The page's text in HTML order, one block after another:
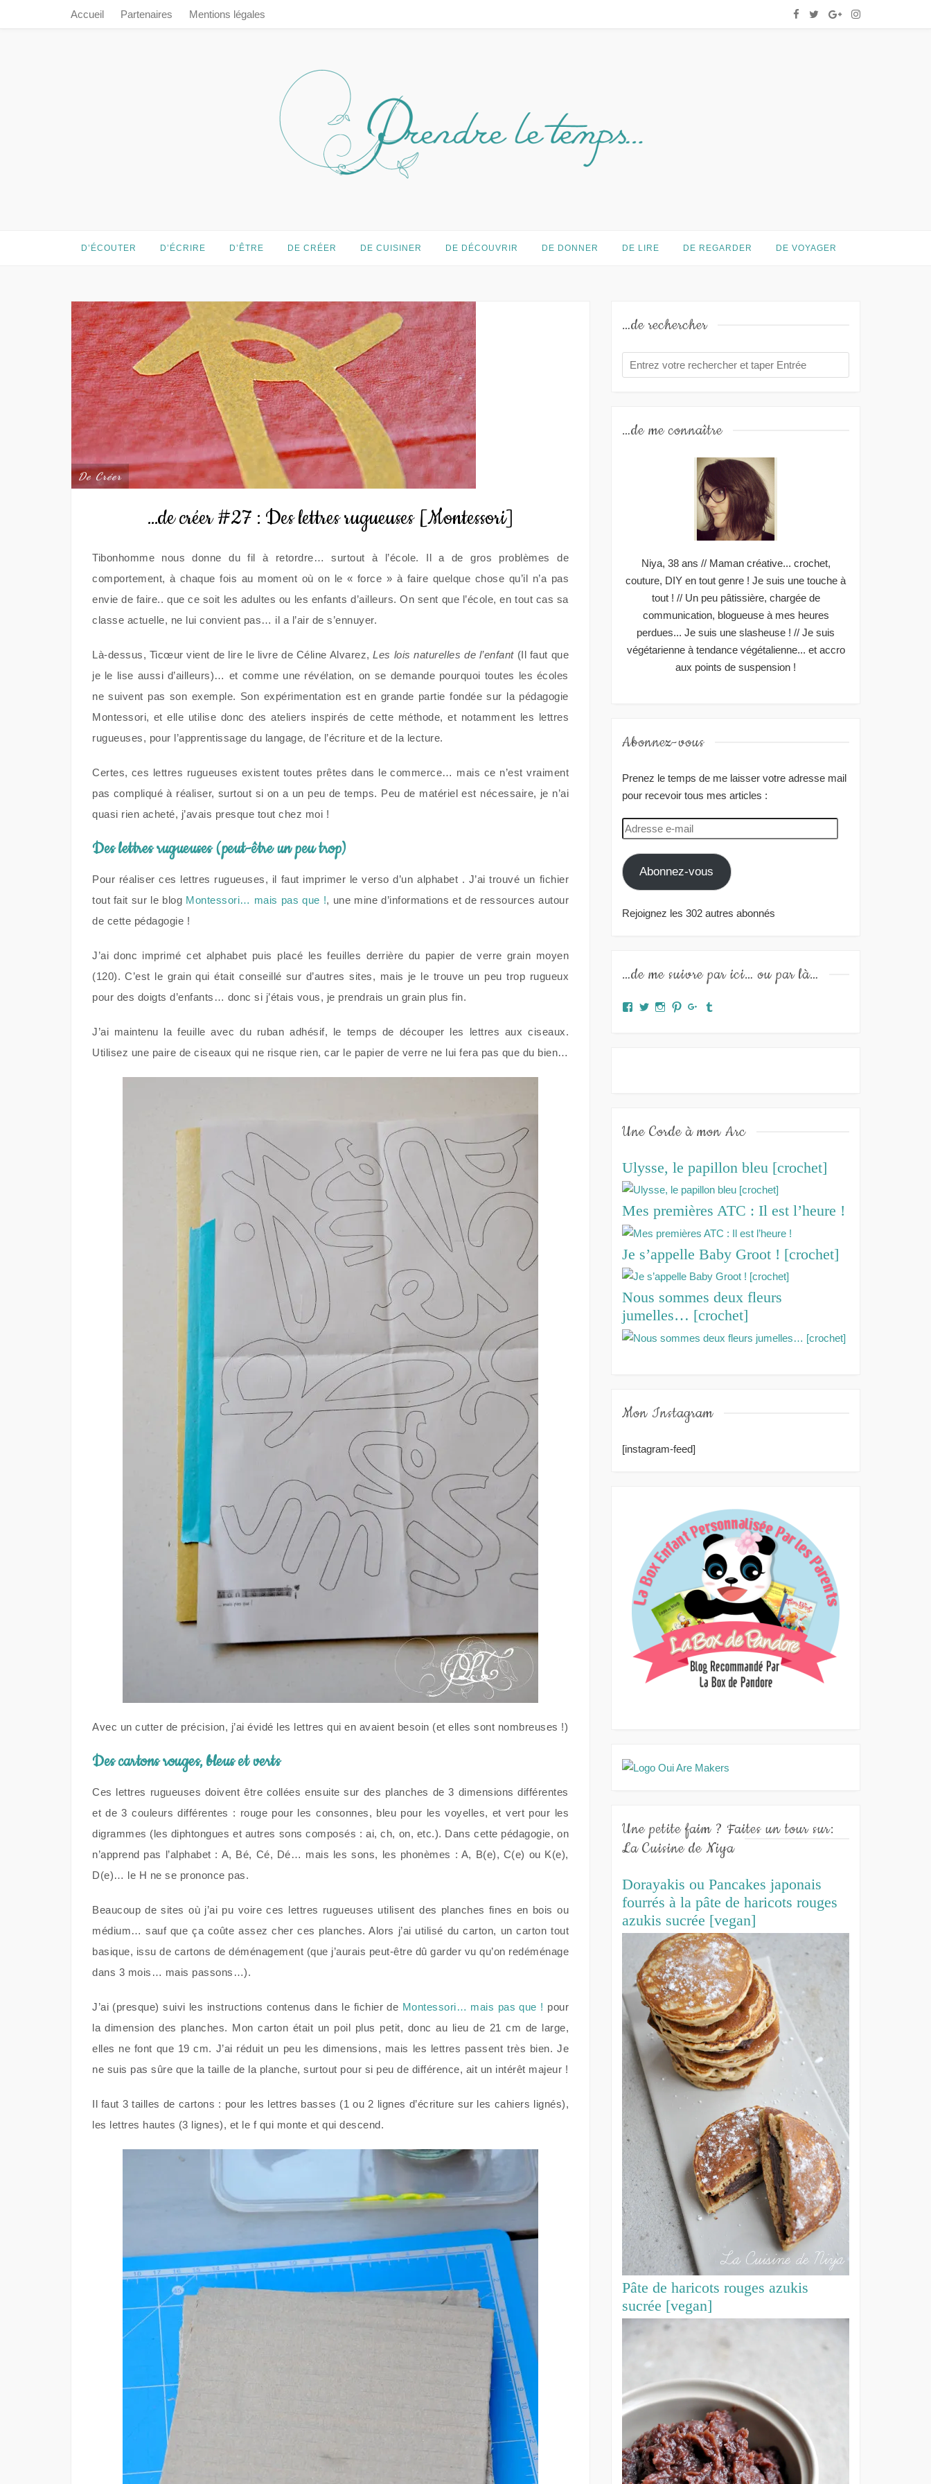
Accueil Partenaires Mentions légales
Prendre le temps…
D’ÉCOUTER D’ÉCRIRE D’ÊTRE DE CRÉER DE CUISINER DE DÉCOUVRIR DE DONNER DE LIRE DE REGARDER DE VOYAGER
De Créer
…de créer #27 : Des lettres rugueuses [Montessori]
Tibonhomme nous donne du fil à retordre… surtout à l’école. Il a de gros problèmes de
comportement, à chaque fois au moment où on le « force » à faire quelque chose qu’il n’a pas
envie de faire.. que ce soit les adultes ou les enfants d’ailleurs. On sent que l’école, en tout cas sa
classe actuelle, ne lui convient pas… il a l’air de s’ennuyer.
Là-dessus, Ticœur vient de lire le livre de Céline Alvarez,Les lois naturelles de l’enfant(Il faut que
je le lise aussi d’ailleurs)… et comme une révélation, on se demande pourquoi toutes les écoles
ne suivent pas son exemple. Son expérimentation est en grande partie fondée sur la pédagogie
Montessori, et elle utilise donc des ateliers inspirés de cette méthode, et notamment les lettres
rugueuses, pour l’apprentissage du langage, de l’écriture et de la lecture.
Certes, ces lettres rugueuses existent toutes prêtes dans le commerce… mais ce n’est vraiment
pas compliqué à réaliser, surtout si on a un peu de temps. Peu de matériel est nécessaire, je n’ai
quasi rien acheté, j’avais presque tout chez moi !
Des lettres rugueuses (peut-être un peu trop)
Pour réaliser ces lettres rugueuses, il faut imprimer le verso d’un alphabet . J’ai trouvé un fichier
tout fait sur le blog Montessori… mais pas que !, une mine d’informations et de ressources autour
de cette pédagogie !
J’ai donc imprimé cet alphabet puis placé les feuilles derrière du papier de verre grain moyen
(120). C’est le grain qui était conseillé sur d’autres sites, mais je le trouve un peu trop rugueux
pour des doigts d’enfants… donc si j’étais vous, je prendrais un grain plus fin.
J’ai maintenu la feuille avec du ruban adhésif, le temps de découper les lettres aux ciseaux.
Utilisez une paire de ciseaux qui ne risque rien, car le papier de verre ne lui fera pas que du bien…
Avec un cutter de précision, j’ai évidé les lettres qui en avaient besoin (et elles sont nombreuses !)
Des cartons rouges, bleus et verts
Ces lettres rugueuses doivent être collées ensuite sur des planches de 3 dimensions différentes
et de 3 couleurs différentes : rouge pour les consonnes, bleu pour les voyelles, et vert pour les
digrammes (les diphtongues et autres sons composés : ai, ch, on, etc.). Dans cette pédagogie, on
n’apprend pas l’alphabet : A, Bé, Cé, Dé… mais les sons, les phonèmes : A, B(e), C(e) ou K(e),
D(e)… le H ne se prononce pas.
Beaucoup de sites où j’ai pu voire ces lettres rugueuses utilisent des planches fines en bois ou
médium… sauf que ça coûte assez cher ces planches. Alors j’ai utilisé du carton, un carton tout
basique, issu de cartons de déménagement (que j’aurais peut-être dû garder vu qu’on redéménage
dans 3 mois… mais passons…).
J’ai (presque) suivi les instructions contenus dans le fichier de Montessori… mais pas que ! pour
la dimension des planches. Mon carton était un poil plus petit, donc au lieu de 21 cm de large,
elles ne font que 19 cm. J’ai réduit un peu les dimensions, mais les lettres passent très bien. Je
ne suis pas sûre que la taille de la planche, surtout pour si peu de différence, ait un intérêt majeur !
Il faut 3 tailles de cartons : pour les lettres basses (1 ou 2 lignes d’écriture sur les cahiers lignés),
les lettres hautes (3 lignes), et le f qui monte et qui descend.
…de rechercher
…de me connaître
Niya, 38 ans // Maman créative... crochet,
couture, DIY en tout genre ! Je suis une touche à
tout ! // Un peu pâtissière, chargée de
communication, blogueuse à mes heures
perdues... Je suis une slasheuse ! // Je suis
végétarienne à tendance végétalienne... et accro
aux points de suspension !
Abonnez-vous
Prenez le temps de me laisser votre adresse mail
pour recevoir tous mes articles :
Adresse
e-
mail
Abonnez-vous
Rejoignez les 302 autres abonnés
…de me suivre par ici… ou par là…
Facebook
TwitterInstagram
PinterestGoogle+
Une Corde à mon Arc
Ulysse, le papillon bleu [crochet]
Mes premières ATC : Il est l’heure !
Je s’appelle Baby Groot ! [crochet]
Nous sommes deux fleurs
jumelles… [crochet]
Mon Instagram
[instagram-feed]
Une petite faim ? Faites un tour sur:
La Cuisine de Niya
Dorayakis ou Pancakes japonais
fourrés à la pâte de haricots rouges
azukis sucrée [vegan]
Pâte de haricots rouges azukis
sucrée [vegan]